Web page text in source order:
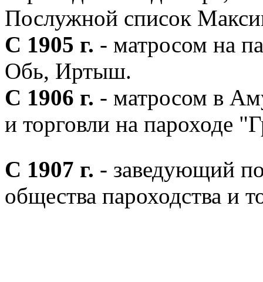
Послужной список
С 1905 г. - матросом на
Обь, Иртыш.
С 1906 г. - матросом в
и торговли на пароходе
С 1907 г. - заведующий
общества пароходства и